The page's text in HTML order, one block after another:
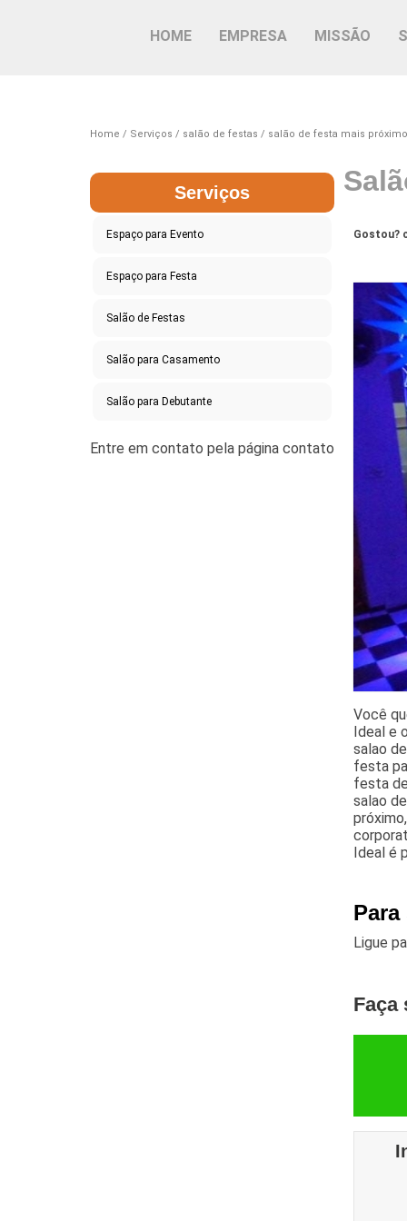
HOME EMPRESA MISSÃO
Home Serviços salão de festas salão de festa mais próximo
Serviços
Espaço para Evento
Espaço para Festa
Salão de Festas
Salão para Casamento
Salão para Debutante
Gostou?
Você
Ideal e
salao
festa
festa
salao
Ideal é
Ligue
Faça